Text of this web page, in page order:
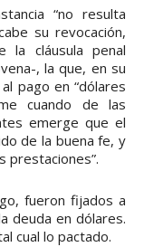
“no resulta
su revocación,
la cláusula penal
, la que, en su
pago en “dólares
cuando de las
emerge que el
de la buena fe, y
prestaciones”.
fueron fijados a
deuda en dólares.
cual lo pactado.